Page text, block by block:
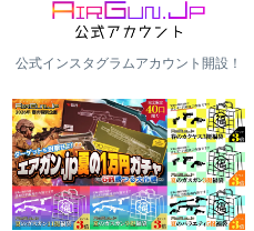
公式インスタグラムアカウント開設！